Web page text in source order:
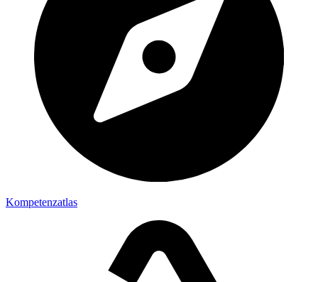
Kompetenzatlas